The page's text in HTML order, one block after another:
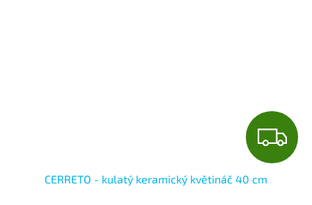
Z
D
CERRETO - kulatý keramický květináč 40 cm